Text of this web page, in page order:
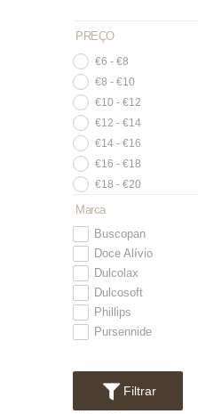
PREÇO
€6 - €8
€8 - €10
€10 - €12
€12 - €14
€14 - €16
€16 - €18
€18 - €20
Marca
Buscopan
Doce Alívio
Dulcolax
Dulcosoft
Phillips
Pursennide
Filtrar